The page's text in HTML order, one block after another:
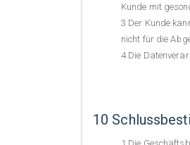
Kunde mit
Der Kunde
nicht für die
Die
10